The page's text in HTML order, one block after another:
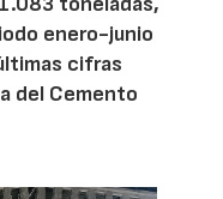
enero-junio
cifras
del Cemento